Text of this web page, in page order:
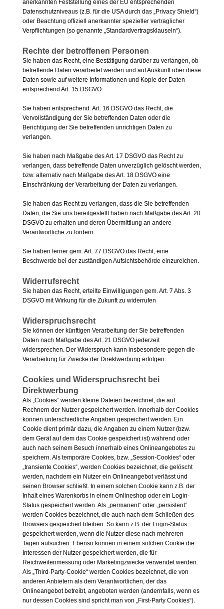
anerkannten Feststellung eines der EU entsprechenden
Datenschutzniveaus (z.B. für die USA durch das „Privacy Shield“)
oder Beachtung offiziell anerkannter spezieller vertraglicher
Verpflichtungen (so genannte „Standardvertragsklauseln“).
Rechte der betroffenen Personen
Sie haben das Recht, eine Bestätigung darüber zu verlangen, ob
betreffende Daten verarbeitet werden und auf Auskunft über diese
Daten sowie auf weitere Informationen und Kopie der Daten
entsprechend Art. 15 DSGVO.
Sie haben entsprechend. Art. 16 DSGVO das Recht, die
Vervollständigung der Sie betreffenden Daten oder die
Berichtigung der Sie betreffenden unrichtigen Daten zu
verlangen.
Sie haben nach Maßgabe des Art. 17 DSGVO das Recht zu
verlangen, dass betreffende Daten unverzüglich gelöscht werden,
bzw. alternativ nach Maßgabe des Art. 18 DSGVO eine
Einschränkung der Verarbeitung der Daten zu verlangen.
Sie haben das Recht zu verlangen, dass die Sie betreffenden
Daten, die Sie uns bereitgestellt haben nach Maßgabe des Art. 20
DSGVO zu erhalten und deren Übermittlung an andere
Verantwortliche zu fordern.
Sie haben ferner gem. Art. 77 DSGVO das Recht, eine
Beschwerde bei der zuständigen Aufsichtsbehörde einzureichen.
Widerrufsrecht
Sie haben das Recht, erteilte Einwilligungen gem. Art. 7 Abs. 3
DSGVO mit Wirkung für die Zukunft zu widerrufen
Widerspruchsrecht
Sie können der künftigen Verarbeitung der Sie betreffenden
Daten nach Maßgabe des Art. 21 DSGVO jederzeit
widersprechen. Der Widerspruch kann insbesondere gegen die
Verarbeitung für Zwecke der Direktwerbung erfolgen.
Cookies und Widerspruchsrecht bei
Direktwerbung
Als „Cookies“ werden kleine Dateien bezeichnet, die auf
Rechnern der Nutzer gespeichert werden. Innerhalb der Cookies
können unterschiedliche Angaben gespeichert werden. Ein
Cookie dient primär dazu, die Angaben zu einem Nutzer (bzw.
dem Gerät auf dem das Cookie gespeichert ist) während oder
auch nach seinem Besuch innerhalb eines Onlineangebotes zu
speichern. Als temporäre Cookies, bzw. „Session-Cookies“ oder
„transiente Cookies“, werden Cookies bezeichnet, die gelöscht
werden, nachdem ein Nutzer ein Onlineangebot verlässt und
seinen Browser schließt. In einem solchen Cookie kann z.B. der
Inhalt eines Warenkorbs in einem Onlineshop oder ein Login-
Status gespeichert werden. Als „permanent“ oder „persistent“
werden Cookies bezeichnet, die auch nach dem Schließen des
Browsers gespeichert bleiben. So kann z.B. der Login-Status
gespeichert werden, wenn die Nutzer diese nach mehreren
Tagen aufsuchen. Ebenso können in einem solchen Cookie die
Interessen der Nutzer gespeichert werden, die für
Reichweitenmessung oder Marketingzwecke verwendet werden.
Als „Third-Party-Cookie“ werden Cookies bezeichnet, die von
anderen Anbietern als dem Verantwortlichen, der das
Onlineangebot betreibt, angeboten werden (andernfalls, wenn es
nur dessen Cookies sind spricht man von „First-Party Cookies“).